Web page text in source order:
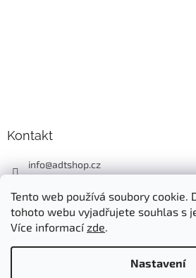
Tento web používá soubory cookie.
tohoto webu vyjadřujete souhlas s
Více informacízde.
Nastavení
Kontakt
info@adtshop.cz
+420724549949
Vytvořil